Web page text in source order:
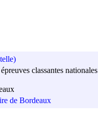
classantes nationales
de Bordeaux